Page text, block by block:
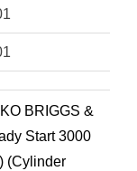
BRIGGS &
Start 3000
(Cylinder